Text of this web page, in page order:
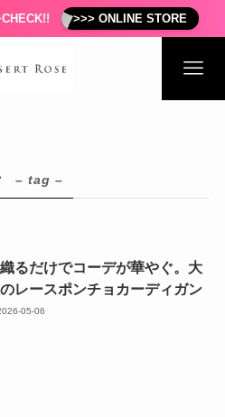
>>> ONLINE STORE
– tag –
るだけでコーデが華やぐ。大
レースポンチョカーディガン
05-06